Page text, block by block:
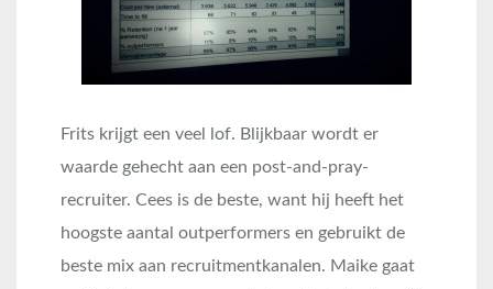
Frits krijgt een veel lof. Blijkbaar wordt er
waarde gehecht aan een post-and-pray-
recruiter. Cees is de beste, want hij heeft het
hoogste aantal outperformers en gebruikt de
beste mix aan recruitmentkanalen. Maike gaat